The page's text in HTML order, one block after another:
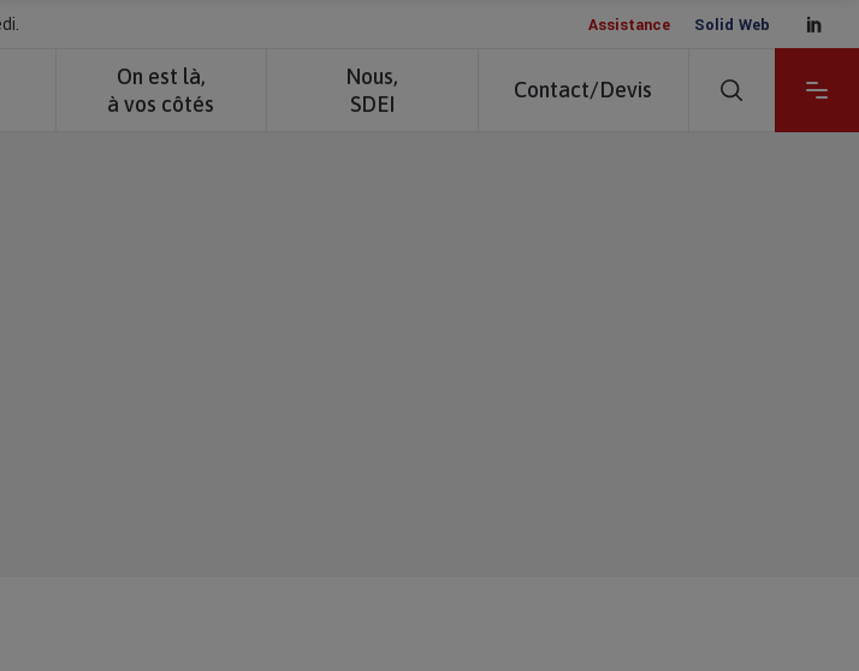
Assistance Solid Web
On est là,
à vos côtés
Nous,
SDEI
Contact/Devis